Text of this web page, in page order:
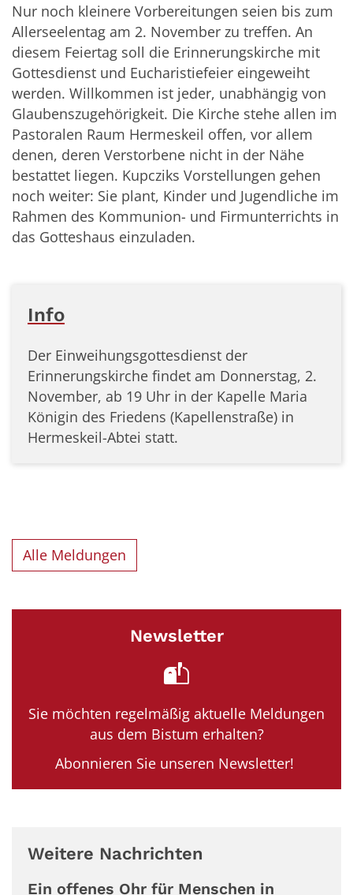
Nur noch kleinere Vorbereitungen seien bis zum
Allerseelentag am 2. November zu treffen. An
diesem Feiertag soll die Erinnerungskirche mit
Gottesdienst und Eucharistiefeier eingeweiht
werden. Willkommen ist jeder, unabhängig von
Glaubenszugehörigkeit. Die Kirche stehe allen im
Pastoralen Raum Hermeskeil offen, vor allem
denen, deren Verstorbene nicht in der Nähe
bestattet liegen. Kupcziks Vorstellungen gehen
noch weiter: Sie plant, Kinder und Jugendliche im
Rahmen des Kommunion- und Firmunterrichts in
das Gotteshaus einzuladen.
Info
Der Einweihungsgottesdienst der
Erinnerungskirche findet am Donnerstag, 2.
November, ab 19 Uhr in der Kapelle Maria
Königin des Friedens (Kapellenstraße) in
Hermeskeil-Abtei statt.
Alle Meldungen
Newsletter
Sie möchten regelmäßig aktuelle Meldungen
aus dem Bistum erhalten?
Abonnieren Sie unseren Newsletter!
Weitere Nachrichten
Ein offenes Ohr für Menschen in